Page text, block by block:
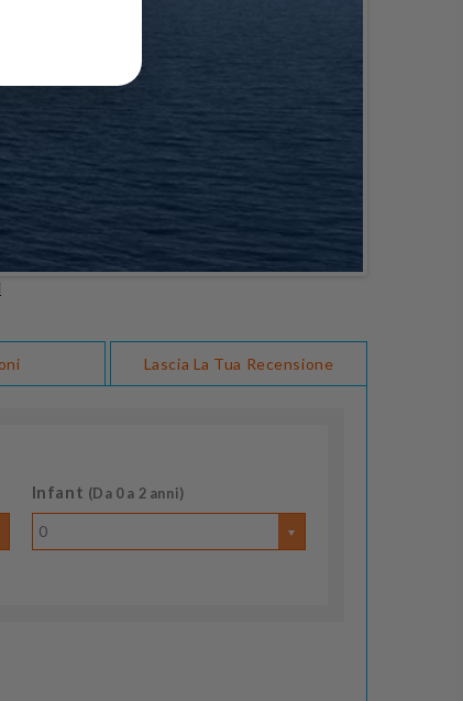
Lascia La Tua Recensione
Infant (Da 0 a 2 anni)
0